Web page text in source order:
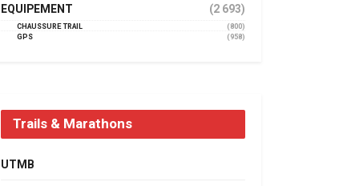
EQUIPEMENT (2 693)
CHAUSSURE TRAIL
(800)
GPS
(958)
Trails & Marathons
UTMB